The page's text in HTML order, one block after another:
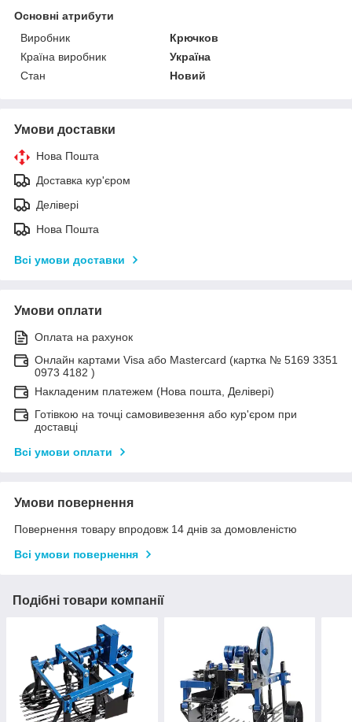
Основні атрибути
Виробник
Крючков
Країна виробник
Україна
Стан
Новий
Умови доставки
Нова Пошта
Доставка кур'єром
Делівері
Нова Пошта
Всі умови доставки
Умови оплати
Оплата на рахунок
Онлайн картами Visa або Mastercard (картка № 5169 3351
0973 4182 )
Накладеним платежем (Нова пошта, Делівері)
Готівкою на точці самовивезення або кур'єром при
доставці
Всі умови оплати
Умови повернення
Повернення товару впродовж 14 днів за домовленістю
Всі умови повернення
Подібні товари компанії